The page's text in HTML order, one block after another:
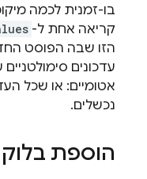
קריאה אחת ל-
הזו שבה הפוסט
עדכונים
אטומיים: או שכל
נכשלים.
הוספת